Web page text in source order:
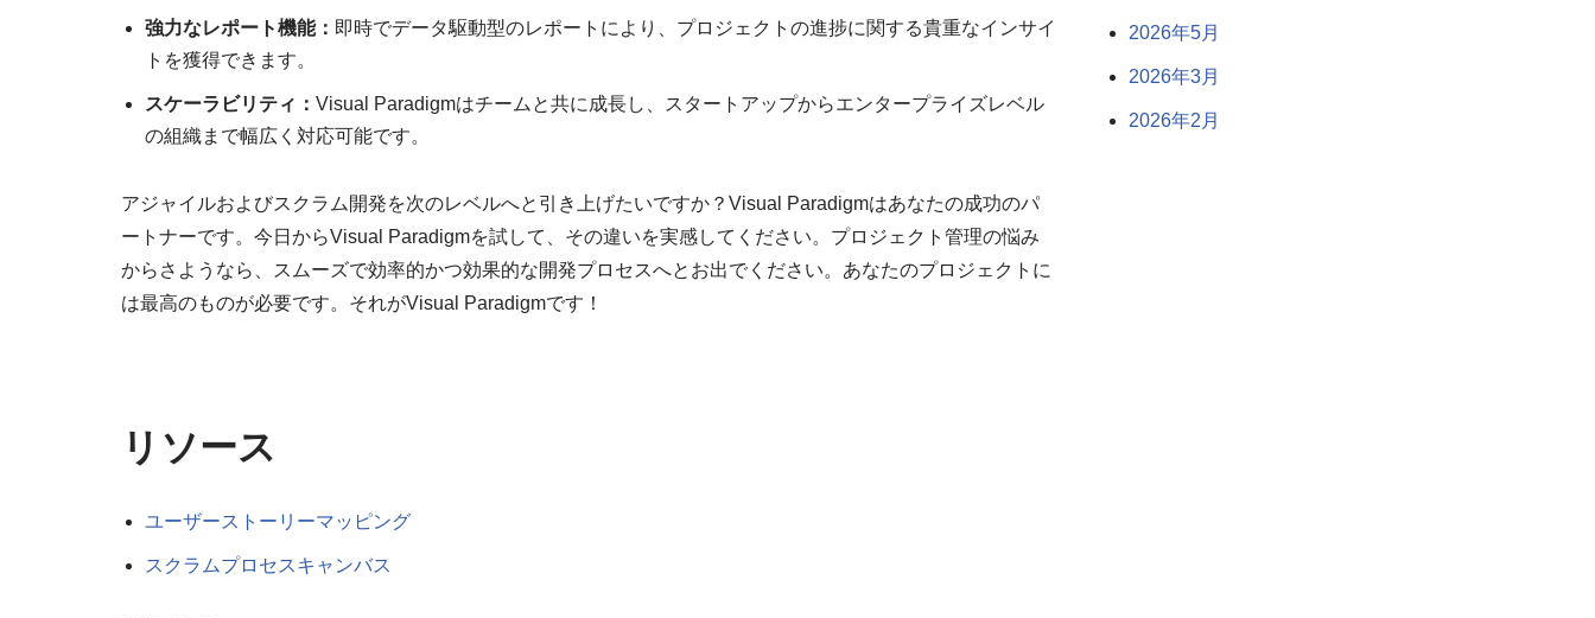
強力なレポート機能： 即時でデータ駆動型のレポートにより、プロジェクトの進捗に関する貴重なインサイ
トを獲得できます。
スケーラビリティ： Visual Paradigmはチームと共に成長し、スタートアップからエンタープライズレベル
の組織まで幅広く対応可能です。
アジャイルおよびスクラム開発を次のレベルへと引き上げたいですか？Visual Paradigmはあなたの成功のパ
ートナーです。今日からVisual Paradigmを試して、その違いを実感してください。プロジェクト管理の悩み
からさようなら、スムーズで効率的かつ効果的な開発プロセスへとお出でください。あなたのプロジェクトに
は最高のものが必要です。それがVisual Paradigmです！
リソース
ユーザーストーリーマッピング
スクラムプロセスキャンバス
2026年5月
2026年3月
2026年2月